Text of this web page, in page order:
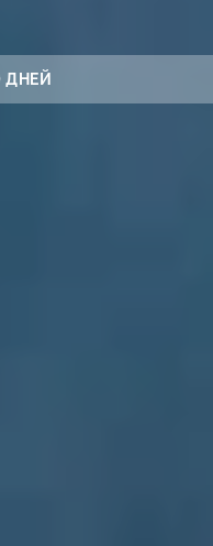
ДНЕЙ